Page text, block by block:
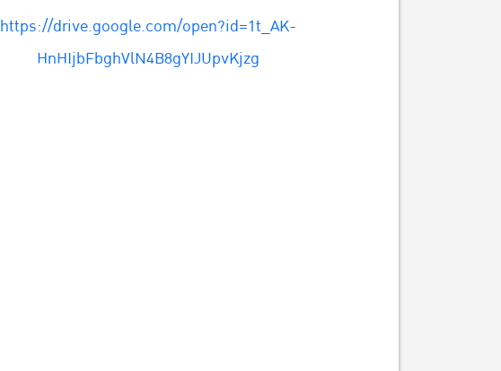
https://drive.google.com/open?id=1t_AK-
HnHIjbFbghVlN4B8gYIJUpvKjzg